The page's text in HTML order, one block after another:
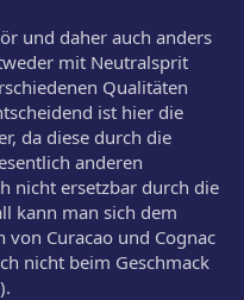
und daher auch anders
mit Neutralsprit
Qualitäten
ist hier die
da diese durch die
anderen
nicht ersetzbar durch die
kann man sich dem
von Curacao und Cognac
nicht beim Geschmack